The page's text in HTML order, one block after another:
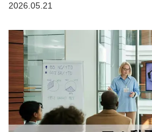
2026.05.21